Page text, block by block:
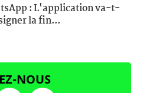
: L'application va-t-
la fin...
NOUS